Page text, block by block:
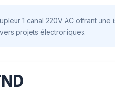
1 canal 220V AC offrant
projets électroniques.